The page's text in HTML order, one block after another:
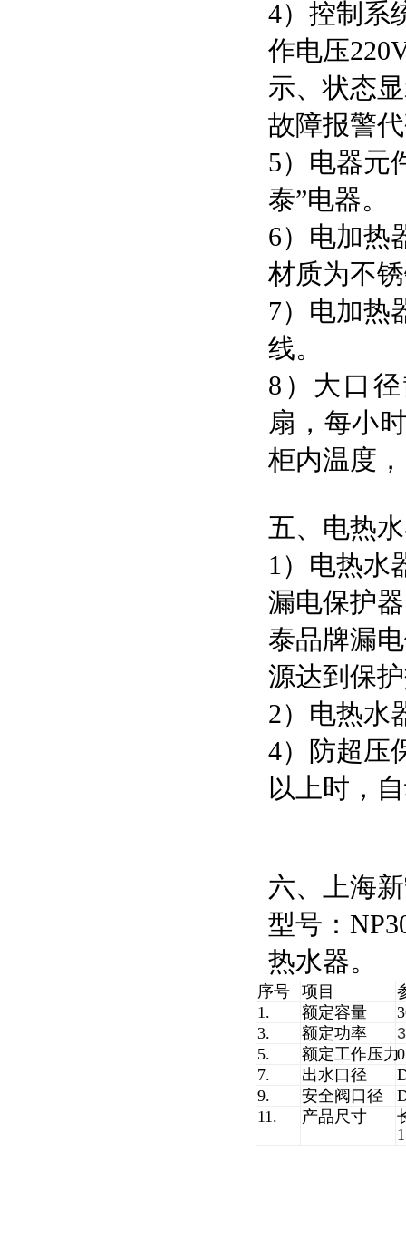
4）控制系
作电压
示、状态
故障报警
5）电器元
泰”电器。
6）电加热
材质为不
7）电加热
线。
8）大口
扇，每小
柜内温度
五、电热
1）电热水
漏电保护
泰品牌漏
源达到保
2）电热水
4）防超压
以上时，
六、上海
型号：
热水器。
序号 项目
1.
额定容量
3.
额定功率
5.
额定工作压力
7.
出水口径
9.
安全阀口径
11.
产品尺寸